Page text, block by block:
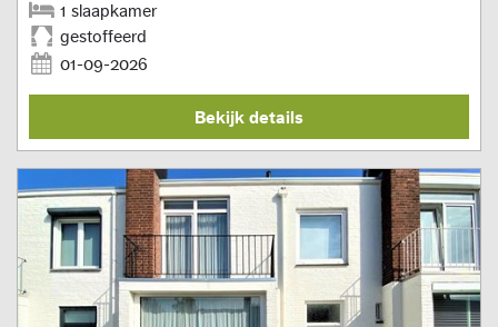
1 slaapkamer
gestoffeerd
01-09-2026
Bekijk details